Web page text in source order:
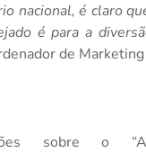
nacional, é claro
é para a
de
sobre o